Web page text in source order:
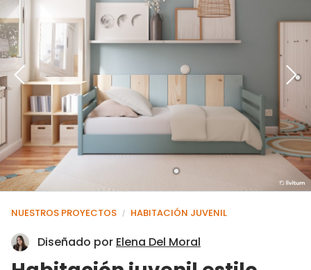
NUESTROS PROYECTOS / HABITACIÓN JUVENIL
Diseñado por Elena Del Moral